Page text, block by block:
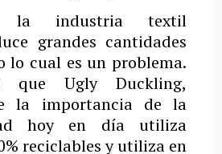
la industria textil
grandes cantidades
lo cual es un problema.
Ugly Duckling,
la importancia de la
hoy en día utiliza
reciclables y utiliza en